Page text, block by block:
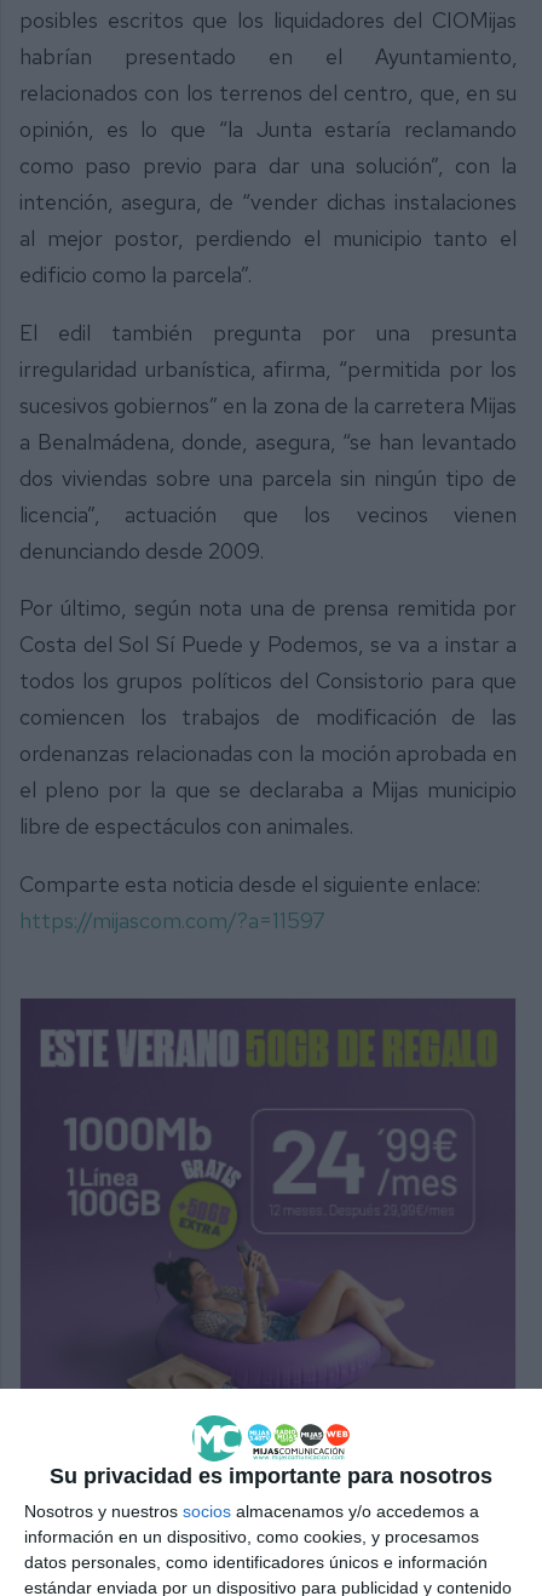
Su privacidad es importante para nosotros
Nosotros y nuestros socios almacenamos y/o accedemos a
información en un dispositivo, como cookies, y procesamos
datos personales, como identificadores únicos e información
estándar enviada por un dispositivo para publicidad y contenido
posibles escritos que los liquidadores del CIOMijas
habrían presentado en el Ayuntamiento,
relacionados con los terrenos del centro, que, en su
opinión, es lo que “la Junta estaría reclamando
como paso previo para dar una solución”, con la
intención, asegura, de “vender dichas instalaciones
al mejor postor, perdiendo el municipio tanto el
edificio como la parcela”.
El edil también pregunta por una presunta
irregularidad urbanística, afirma, “permitida por los
sucesivos gobiernos” en la zona de la carretera Mijas
a Benalmádena, donde, asegura, “se han levantado
dos viviendas sobre una parcela sin ningún tipo de
licencia”, actuación que los vecinos vienen
denunciando desde 2009.
Por último, según nota una de prensa remitida por
Costa del Sol Sí Puede y Podemos, se va a instar a
todos los grupos políticos del Consistorio para que
comiencen los trabajos de modificación de las
ordenanzas relacionadas con la moción aprobada en
el pleno por la que se declaraba a Mijas municipio
libre de espectáculos con animales.
Comparte esta noticia desde el siguiente enlace:
https://mijascom.com/?a=11597